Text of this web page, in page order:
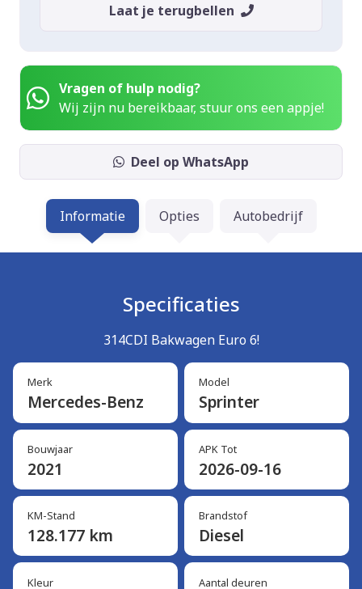
Laat je terugbellen
Vragen of hulp nodig?
Wij zijn nu bereikbaar, stuur ons een appje!
Deel op WhatsApp
Informatie Opties Autobedrijf
Specificaties
314CDI Bakwagen Euro 6!
Merk
Mercedes-Benz
Model
Sprinter
Bouwjaar
2021
APK Tot
2026-09-16
KM-Stand
128.177 km
Brandstof
Diesel
Kleur Aantal deuren